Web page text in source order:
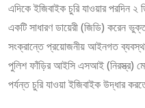
এদিকে ইজিবাইক চুরি যাওয়ার পরদিন ২
একটি সাধারণ ডায়েরী (জিডি) করেন
সংক্রান্তে প্রয়োজনীয় আইনগত ব্যবস্থা
পুলিশ ফাঁড়ির আইসি এসআই (নিরস্ত্র)
পর্যন্ত চুরি যাওয়া ইজিবাইক উদ্ধার